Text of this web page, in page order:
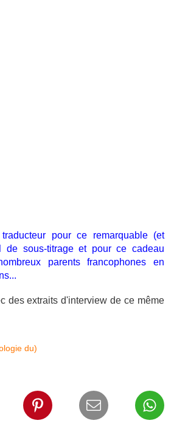
pour ce remarquable (et
de sous-titrage et pour ce cadeau
parents francophones en
des extraits d'interview de ce même
du)